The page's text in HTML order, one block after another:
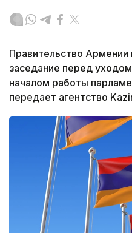
Правительство
заседание перед уходом
началом работы
передает агентство